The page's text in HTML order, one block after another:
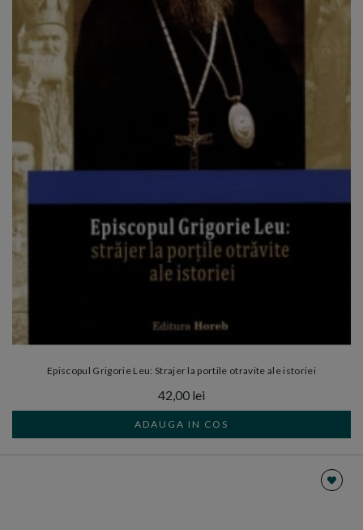
Episcopul Grigorie Leu: Strajer la portile otravite ale istoriei
42,00 lei
ADAUGA IN COS